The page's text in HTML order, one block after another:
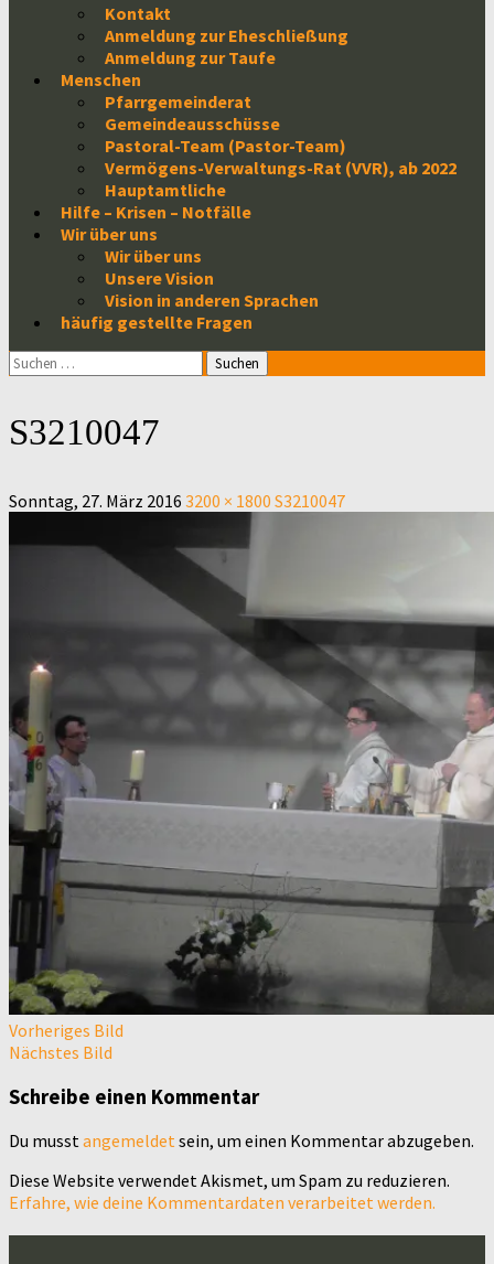
Kontakt
Anmeldung zur Eheschließung
Anmeldung zur Taufe
Menschen
Pfarrgemeinderat
Gemeindeausschüsse
Pastoral-Team (Pastor-Team)
Vermögens-Verwaltungs-Rat (VVR), ab 2022
Hauptamtliche
Hilfe – Krisen – Notfälle
Wir über uns
Wir über uns
Unsere Vision
Vision in anderen Sprachen
häufig gestellte Fragen
Suchen
nach:
S3210047
Sonntag, 27. März 2016 3200 × 1800 S3210047
Vorheriges Bild
Nächstes Bild
Schreibe einen Kommentar
Du musstangemeldetsein, um einen Kommentar abzugeben.
Diese Website verwendet Akismet, um Spam zu reduzieren.
Erfahre, wie deine Kommentardaten verarbeitet werden.